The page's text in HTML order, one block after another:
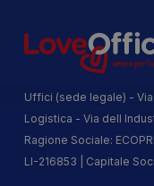
Uffici (sede legale) - Via
Logistica - Via dell
Ragione Sociale:
LI-216853 | Capitale